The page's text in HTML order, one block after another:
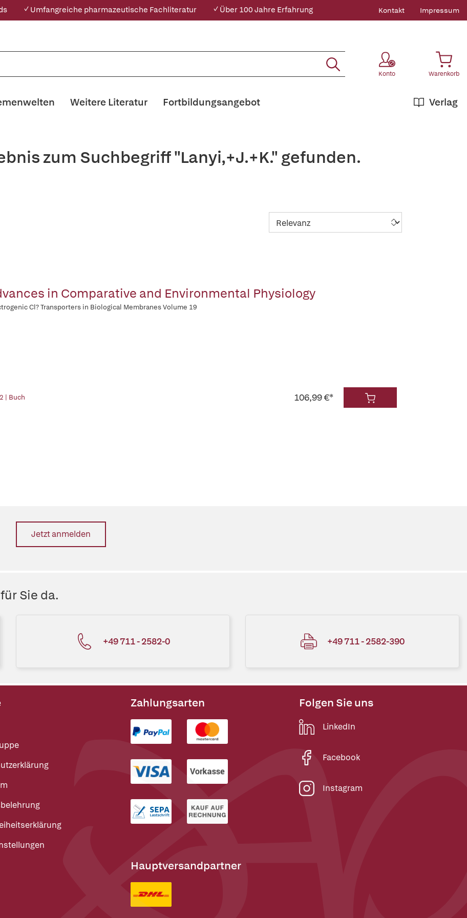
✓ Umfangreiche pharmazeutische Fachliteratur ✓ Über 100 Jahre Erfahrung Kontakt Impressum
Konto Warenkorb
Weitere Literatur Verlag
Fortbildungsangebot
zum Suchbegriff "Lanyi,+J.+K." gefunden.
in Comparative and Environmental Physiology
Cl? Transporters in Biological Membranes Volume 19
| Buch 106,99 €*
Jetzt anmelden
Sie da.
+49 711 - 2582-0 +49 711 - 2582-390
Zahlungsarten
Hauptversandpartner
Folgen Sie uns
LinkedIn
Facebook
Instagram